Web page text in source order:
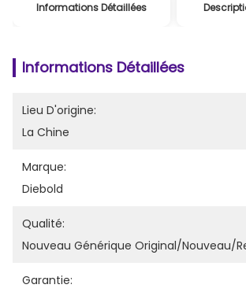
Informations Détaillées
Informations Détaillées
Lieu D'origine:
La Chine
Marque:
Diebold
Qualité:
Nouveau Générique Original/nouveau/
Garantie: